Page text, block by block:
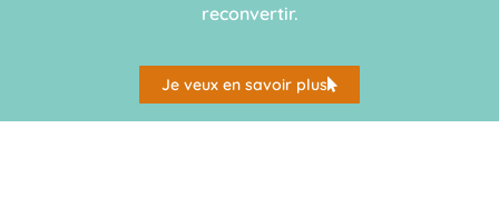
reconvertir.
Je veux en savoir plus